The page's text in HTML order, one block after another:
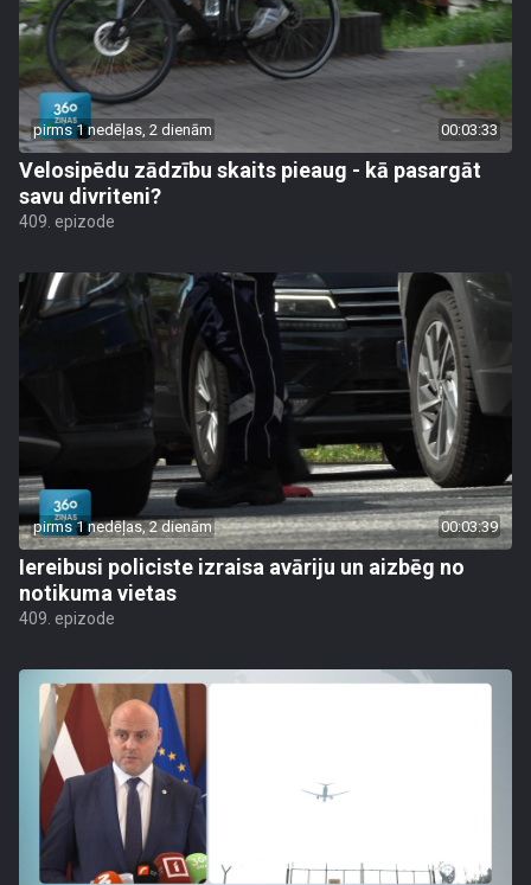
pirms 1 nedēļas, 2 dienām 00:03:33
Velosipēdu zādzību skaits pieaug - kā pasargāt
savu divriteni?
409. epizode
pirms 1 nedēļas, 2 dienām 00:03:39
Iereibusi policiste izraisa avāriju un aizbēg no
notikuma vietas
409. epizode